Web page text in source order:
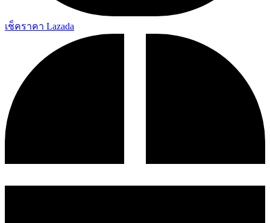
เช็คราคา Lazada